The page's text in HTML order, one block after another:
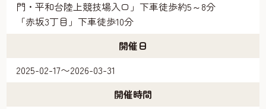
門・平和台陸上競技場入口」下車徒歩約5～8分
「赤坂3丁目」下車徒歩10分
開催日
2025-02-17〜2026-03-31
開催時間